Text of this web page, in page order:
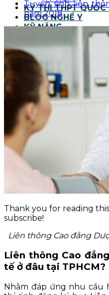
KỲ THI THPT QUỐC
BLOG NGHỀ Y
KỸ NĂNG
Tuyển sinh liên
năm 2018
Thank you for reading
subscribe!
Liên thông Cao đẳng
Liên thông Cao
tế ở đâu tại TPHCM?
Nhằm đáp ứng nhu cầu